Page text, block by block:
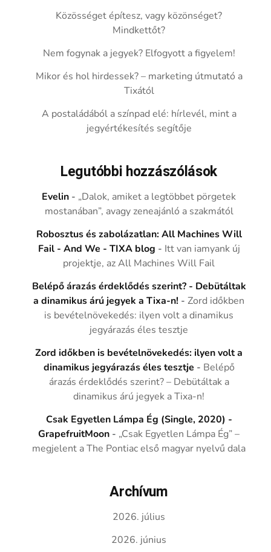
Közösséget építesz, vagy közönséget?
Mindkettőt?
Nem fogynak a jegyek? Elfogyott a figyelem!
Mikor és hol hirdessek? – marketing útmutató a
Tixától
A postaládából a színpad elé: hírlevél, mint a
jegyértékesítés segítője
Legutóbbi hozzászólások
Evelin - „Dalok, amiket a legtöbbet pörgetek
mostanában”, avagy zeneajánló a szakmától
Robosztus és zabolázatlan: All Machines Will
Fail - And We - TIXA blog - Itt van iamyank új
projektje, az All Machines Will Fail
Belépő árazás érdeklődés szerint? - Debütáltak
a dinamikus árú jegyek a Tixa-n! -Zord időkben
is bevételnövekedés: ilyen volt a dinamikus
jegyárazás éles tesztje
Zord időkben is bevételnövekedés: ilyen volt a
dinamikus jegyárazás éles tesztje - Belépő
árazás érdeklődés szerint? – Debütáltak a
dinamikus árú jegyek a Tixa-n!
Csak Egyetlen Lámpa Ég (Single, 2020) -
GrapefruitMoon - „Csak Egyetlen Lámpa Ég” –
megjelent a The Pontiac első magyar nyelvű dala
Archívum
2026. július
2026. június